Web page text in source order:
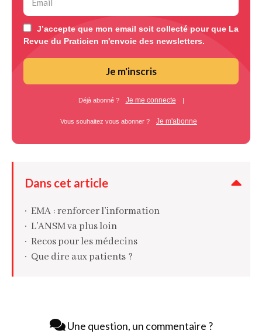
J’accepte que mon email soit collecté pour que La
Revue du Praticien m'envoie des newsletters.
Je m'inscris
Déjà abonné ? Je me connecte |
Vous souhaitez vous abonner ? Je m'abonne
Dans cet article
EMA : renforcer l’information
L’ANSM va plus loin
Recos pour les médecins
Que dire aux patients ?
Une question, un commentaire ?